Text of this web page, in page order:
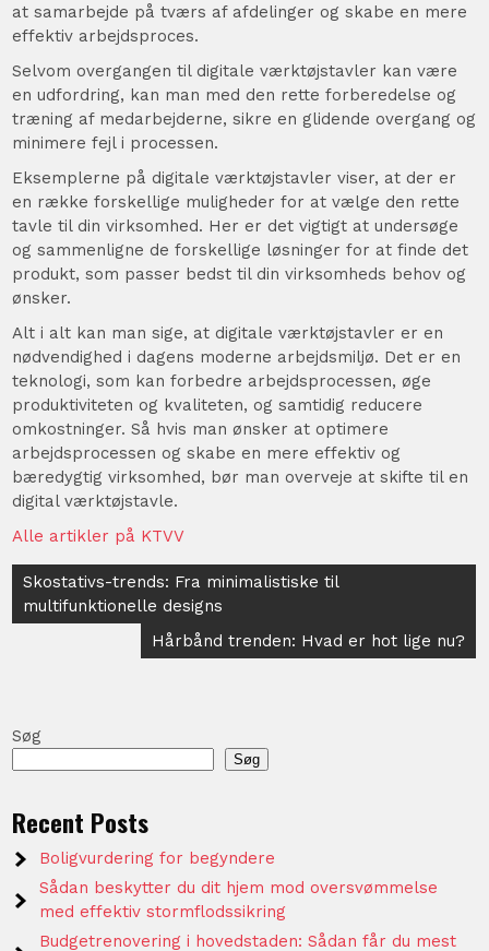
at samarbejde på tværs af afdelinger og skabe en mere
effektiv arbejdsproces.
Selvom overgangen til digitale værktøjstavler kan være
en udfordring, kan man med den rette forberedelse og
træning af medarbejderne, sikre en glidende overgang og
minimere fejl i processen.
Eksemplerne på digitale værktøjstavler viser, at der er
en række forskellige muligheder for at vælge den rette
tavle til din virksomhed. Her er det vigtigt at undersøge
og sammenligne de forskellige løsninger for at finde det
produkt, som passer bedst til din virksomheds behov og
ønsker.
Alt i alt kan man sige, at digitale værktøjstavler er en
nødvendighed i dagens moderne arbejdsmiljø. Det er en
teknologi, som kan forbedre arbejdsprocessen, øge
produktiviteten og kvaliteten, og samtidig reducere
omkostninger. Så hvis man ønsker at optimere
arbejdsprocessen og skabe en mere effektiv og
bæredygtig virksomhed, bør man overveje at skifte til en
digital værktøjstavle.
Alle artikler på KTVV
Indlægsnavigation
Skostativs-trends: Fra minimalistiske til
multifunktionelle designs
Hårbånd trenden: Hvad er hot lige nu?
Søg
Søg
Recent Posts
Boligvurdering for begyndere
Sådan beskytter du dit hjem mod oversvømmelse
med effektiv stormflodssikring
Budgetrenovering i hovedstaden: Sådan får du mest